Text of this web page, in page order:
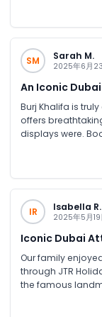
SM Sarah M.
2025年6月
An Iconic
Burj Khalifa is
offers
displays were.
IR Isabella R.
2025年5月19
Iconic Dubai
Our family
through JTR
the famous